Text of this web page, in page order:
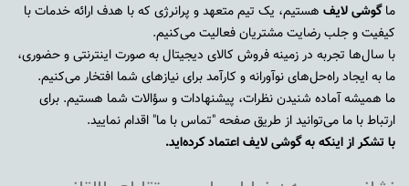
ماگوشی لایف هستیم، یک تیم متعهد و پرانرژی که با هدف ارائه خدمات با
کیفیت و جلب رضایت مشتریان فعالیت می‌کنیم.
با سال‌ها تجربه در زمینه فروش کالای دیجیتال به صورت اینترنتی و حضوری،
ما به ایجاد راه‌حل‌های نوآورانه و کارآمد برای نیازهای شما افتخار می‌کنیم.
ما همیشه آماده شنیدن نظرات، پیشنهادات و سؤالات شما هستیم. برای
ارتباط با ما می‌توانید از طریق صفحه "تماس با ما" اقدام نمایید.
با تشکر از اینکه به گوشی لایف اعتماد کرده‌اید.